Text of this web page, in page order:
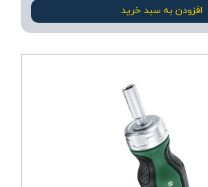
افزودن به سبد خرید